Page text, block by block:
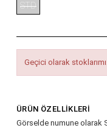
STD
Geçici olarak
ÜRÜN ÖZELLIKLERI
Görselde numune olarak